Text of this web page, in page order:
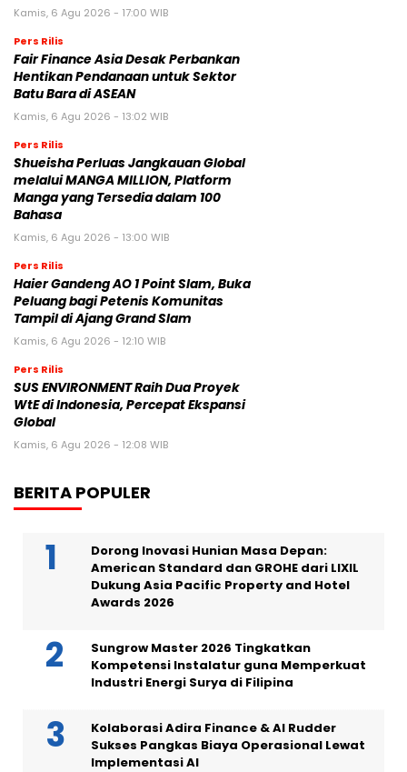
Kamis, 6 Agu 2026 - 17:00 WIB
Pers Rilis
Fair Finance Asia Desak Perbankan
Hentikan Pendanaan untuk Sektor
Batu Bara di ASEAN
Kamis, 6 Agu 2026 - 13:02 WIB
Pers Rilis
Shueisha Perluas Jangkauan Global
melalui MANGA MILLION, Platform
Manga yang Tersedia dalam 100
Bahasa
Kamis, 6 Agu 2026 - 13:00 WIB
Pers Rilis
Haier Gandeng AO 1 Point Slam, Buka
Peluang bagi Petenis Komunitas
Tampil di Ajang Grand Slam
Kamis, 6 Agu 2026 - 12:10 WIB
Pers Rilis
SUS ENVIRONMENT Raih Dua Proyek
WtE di Indonesia, Percepat Ekspansi
Global
Kamis, 6 Agu 2026 - 12:08 WIB
BERITA POPULER
Dorong Inovasi Hunian Masa Depan:
American Standard dan GROHE dari LIXIL
Dukung Asia Pacific Property and Hotel
Awards 2026
Sungrow Master 2026 Tingkatkan
Kompetensi Instalatur guna Memperkuat
Industri Energi Surya di Filipina
Kolaborasi Adira Finance & AI Rudder
Sukses Pangkas Biaya Operasional Lewat
Implementasi AI